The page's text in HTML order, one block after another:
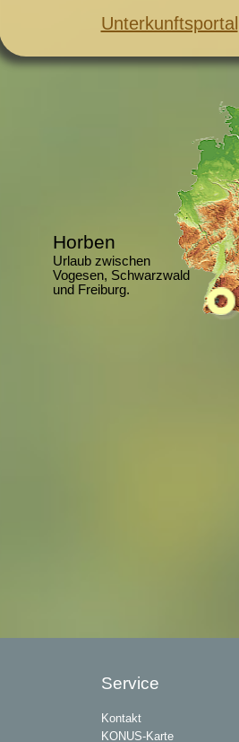
Unterkunftsportal
Horben
Urlaub zwischen
Vogesen, Schwarzwald
und Freiburg.
Service
Kontakt
KONUS-Karte